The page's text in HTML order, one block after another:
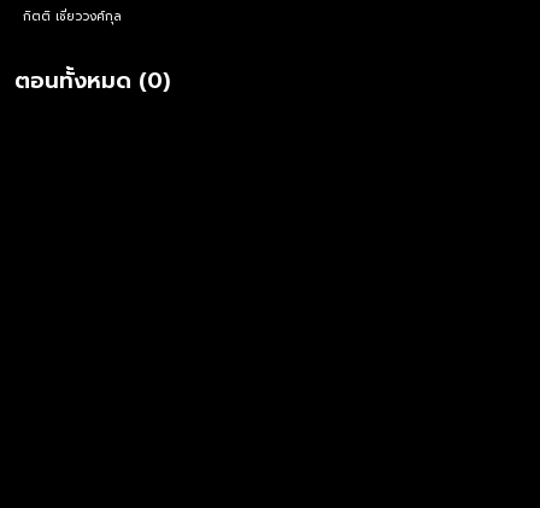
กิตติ เชี่ยววงศ์กุล
ตอนทั้งหมด (0)